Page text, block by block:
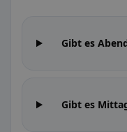
Gibt es
Gibt es